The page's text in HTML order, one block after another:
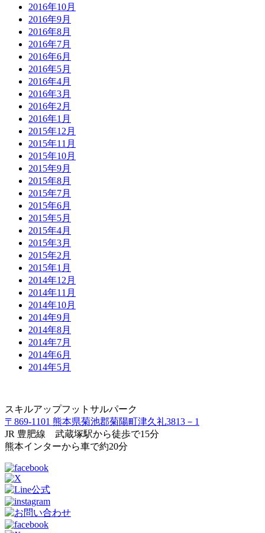
2016年10月
2016年9月
2016年8月
2016年7月
2016年6月
2016年5月
2016年4月
2016年3月
2016年2月
2016年1月
2015年12月
2015年11月
2015年10月
2015年9月
2015年8月
2015年7月
2015年6月
2015年5月
2015年4月
2015年3月
2015年2月
2015年1月
2014年12月
2014年11月
2014年10月
2014年9月
2014年8月
2014年7月
2014年6月
2014年5月
スキルアップフットサルパーク
〒869-1101 熊本県菊池郡菊陽町津久礼3813－1
JR 豊肥線 武蔵塚駅から徒歩で15分
熊本インターから車で約20分